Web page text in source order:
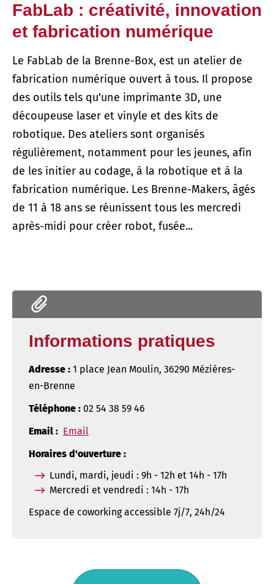
FabLab : créativité, innovation
et fabrication numérique
Le FabLab de la Brenne-Box, est un atelier de
fabrication numérique ouvert à tous. Il propose
des outils tels qu'une imprimante 3D, une
découpeuse laser et vinyle et des kits de
robotique. Des ateliers sont organisés
régulièrement, notamment pour les jeunes, afin
de les initier au codage, à la robotique et à la
fabrication numérique. Les Brenne-Makers, âgés
de 11 à 18 ans se réunissent tous les mercredi
après-midi pour créer robot, fusée...
Informations pratiques
Adresse : 1 place Jean Moulin, 36290 Mézières-
en-Brenne
Téléphone : 02 54 38 59 46
Email : Email
Horaires d'ouverture :
Lundi, mardi, jeudi : 9h - 12h et 14h - 17h
Mercredi et vendredi : 14h - 17h
Espace de coworking accessible 7j/7, 24h/24